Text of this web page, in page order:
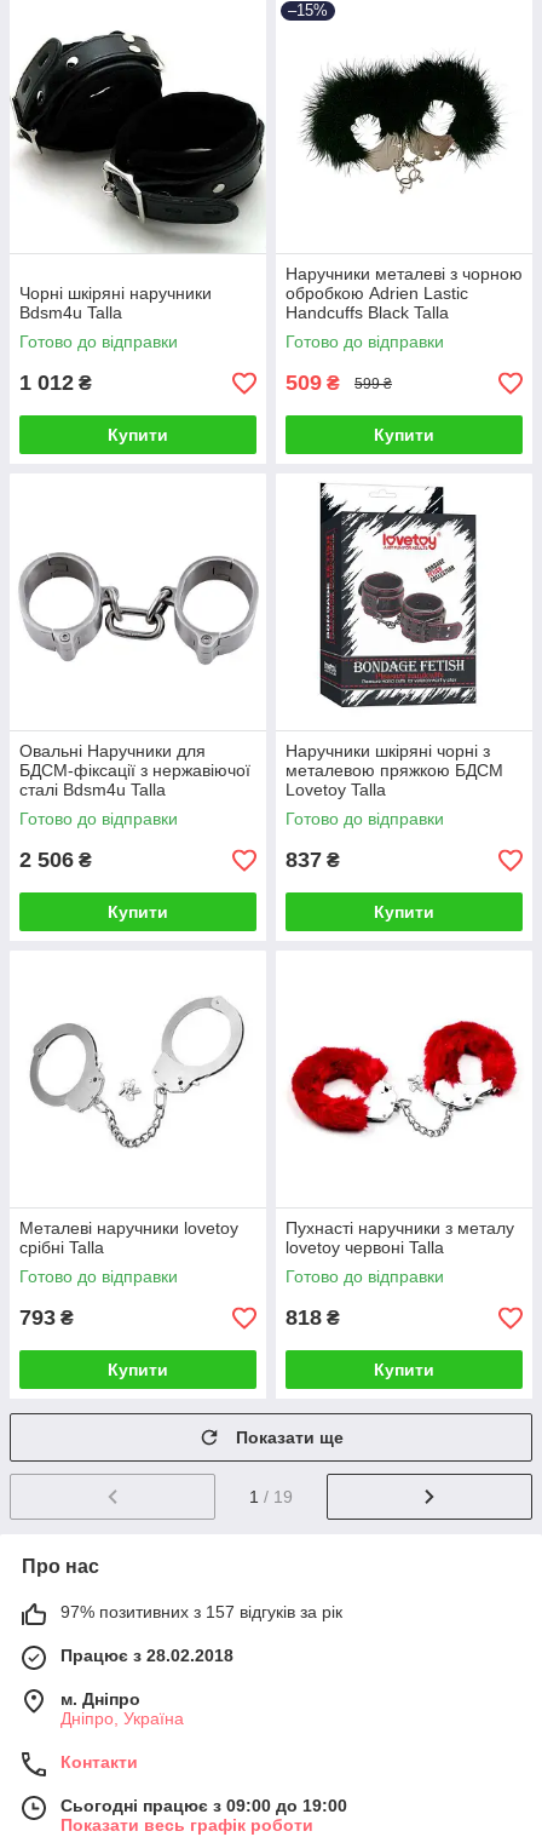
Чорні шкіряні наручники
Bdsm4u Talla
Готово до відправки
1 012 ₴
Купити
–15%
Наручники металеві з чорною
обробкою Adrien Lastic
Handcuffs Black Talla
Готово до відправки
509 ₴ 599 ₴
Купити
Овальні Наручники для
БДСМ-фіксації з нержавіючої
сталі Bdsm4u Talla
Готово до відправки
2 506 ₴
Купити
Наручники шкіряні чорні з
металевою пряжкою БДСМ
Lovetoy Talla
Готово до відправки
837 ₴
Купити
Металеві наручники lovetoy
срібні Talla
Готово до відправки
793 ₴
Купити
Пухнасті наручники з металу
lovetoy червоні Talla
Готово до відправки
818 ₴
Купити
Показати ще
1 / 19
Про нас
97% позитивних з 157 відгуків за рік
Працює з 28.02.2018
м. Дніпро
Дніпро, Україна
Контакти
Сьогодні працює з 09:00 до 19:00
Показати весь графік роботи